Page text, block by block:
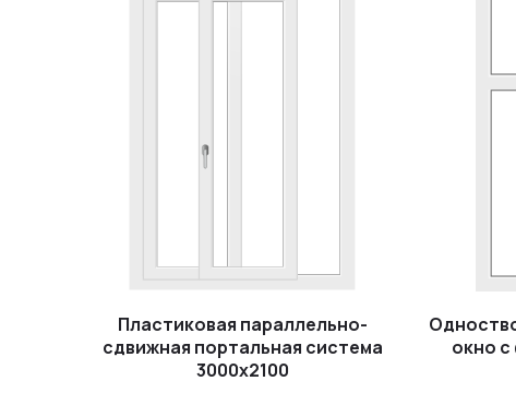
Пластиковая параллельно-
сдвижная портальная система
3000x2100
окно с